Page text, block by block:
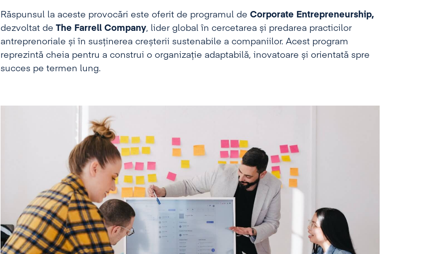
Răspunsul la aceste provocări este oferit de programul de Corporate Entrepreneurship,
dezvoltat de The Farrell Company, lider global în cercetarea și predarea practicilor
antreprenoriale și în susținerea creșterii sustenabile a companiilor. Acest program
reprezintă cheia pentru a construi o organizație adaptabilă, inovatoare și orientată spre
succes pe termen lung.